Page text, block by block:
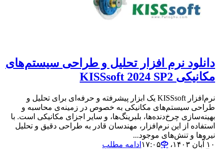
دانلود نرم افزار تحلیل و طراحی سیستم‌های
مکانیکی KISSsoft 2024 SP2
نرم‌افزار KISSsoft یک ابزار پیشرفته و حرفه‌ای برای تحلیل و
طراحی سیستم‌های مکانیکی به خصوص در زمینه‌ی محاسبه و
بهینه‌سازی چرخ‌دنده‌ها، بلبرینگ‌ها، و سایر اجزای مکانیکی است. با
استفاده از این نرم‌افزار، مهندسان قادر به طراحی دقیق و تحلیل
نیروها و تنش‌های موجود...
۱۰ آبان ۱۴۰۳،‏ ۱۷:۰۵
ادامه مطلب